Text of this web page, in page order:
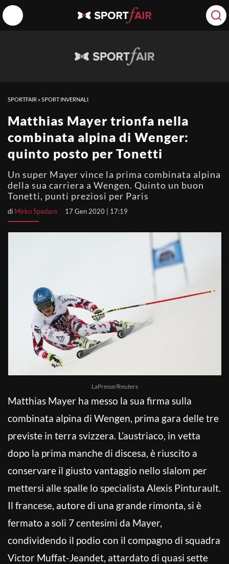
SPORTFAIR »SPORT INVERNALI
Matthias Mayer trionfa nella
combinata alpina di Wenger:
quinto posto per Tonetti
Un super Mayer vince la prima combinata alpina
della sua carriera a Wengen. Quinto un buon
Tonetti, punti preziosi per Paris
di Mirko Spadaro 17 Gen 2020 | 17:19
LaPresse/Reuters
Matthias Mayer ha messo la sua firma sulla
combinata alpina di Wengen, prima gara delle tre
previste in terra svizzera. L’austriaco, in vetta
dopo la prima manche di discesa, è riuscito a
conservare il giusto vantaggio nello slalom per
mettersi alle spalle lo specialista Alexis Pinturault.
Il francese, autore di una grande rimonta, si è
fermato a soli 7 centesimi da Mayer,
condividendo il podio con il compagno di squadra
Victor Muffat-Jeandet, attardato di quasi sette